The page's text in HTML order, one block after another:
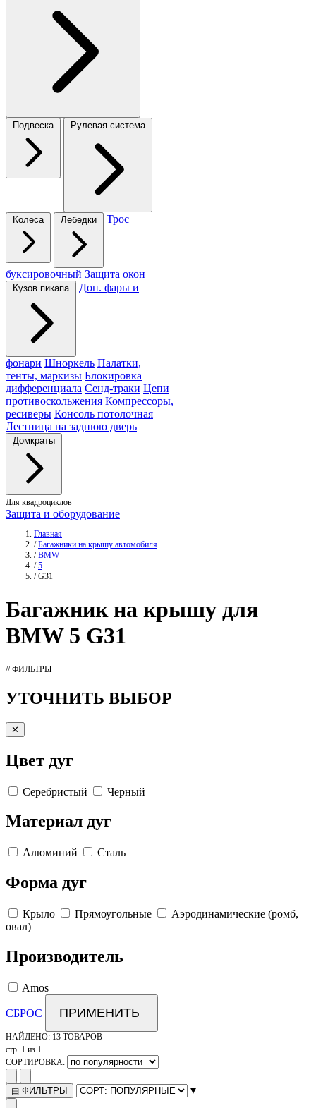
Подвеска Рулевая система
Колеса Лебедки Трос
буксировочный Защита окон
Кузов пикапа Доп. фары и
фонари Шноркель Палатки,
тенты, маркизы Блокировка
дифференциала Сенд-траки Цепи
противоскольжения Компрессоры,
ресиверы Консоль потолочная
Лестница на заднюю дверь
Домкраты
Для квадроциклов
Защита и оборудование
Главная
/ Багажники на крышу автомобиля
/ BMW
/ 5
/ G31
Багажникна крышу для
BMW 5 G31
// ФИЛЬТРЫ
УТОЧНИТЬ ВЫБОР
✕
Цвет дуг
Серебристый Черный
Материал дуг
Алюминий Сталь
Форма дуг
Крыло Прямоугольные
Аэродинамические (ромб,
овал)
Производитель
Amos
СБРОС ПРИМЕНИТЬ
НАЙДЕНО: 13 ТОВАРОВ
стр. 1 из 1
СОРТИРОВКА:
▤ ФИЛЬТРЫ ▾